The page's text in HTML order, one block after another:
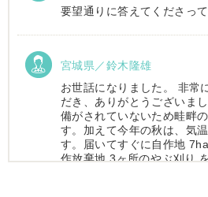
要望通りに答えてくださっ
宮城県／鈴木隆雄
お世話になりました。 非常
だき、ありがとうございま
備がされていないため畦畔
す。加えて今年の秋は、気
す。届いてすぐに自作地
作放棄地 3ヶ所のやぶ刈り